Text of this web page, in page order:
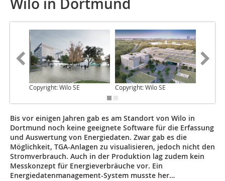
Wilo in Dortmund
Copyright: Wilo SE Copyright: Wilo SE
Bis vor einigen Jahren gab es am Standort von Wilo in
Dortmund noch keine geeignete Software für die Erfassung
und Auswertung von Energiedaten. Zwar gab es die
Möglichkeit, TGA-Anlagen zu visualisieren, jedoch nicht den
Stromverbrauch. Auch in der Produktion lag zudem kein
Messkonzept für Energieverbräuche vor. Ein
Energiedatenmanagement-System musste her…